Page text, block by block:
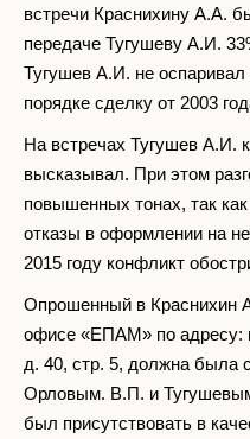
встречи Краснихину А.А.
передаче Тугушеву А.И.
Тугушев А.И. не оспаривал
порядке сделку от 2003
На встречах Тугушев А.И.
высказывал. При этом
повышенных тонах, так
отказы в оформлении на
2015 году конфликт
Опрошенный в Краснихин
офисе «ЕПАМ» по адресу:
д. 40, стр. 5, должна была
Орловым. В.П. и
был присутствовать в